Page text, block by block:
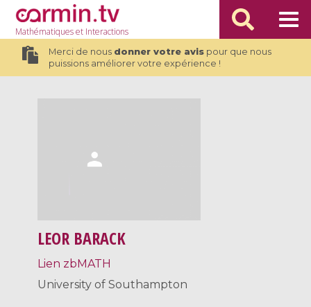
Mathématiqueset Interactions
Merci de nous donner votre avispour que nous
puissions améliorer votre expérience !
LEOR BARACK
Lien zbMATH
University of Southampton